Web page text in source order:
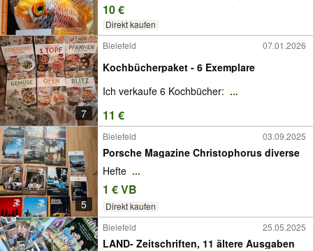
10 €
Direkt kaufen
7
Bielefeld 07.01.2026
Kochbücherpaket - 6 Exemplare
Ich verkaufe 6 Kochbücher: ...
11 €
5
Bielefeld 03.09.2025
Porsche Magazine Christophorus diverse
Hefte ...
1 € VB
Direkt kaufen
Bielefeld 25.05.2025
LAND- Zeitschriften, 11 ältere Ausgaben